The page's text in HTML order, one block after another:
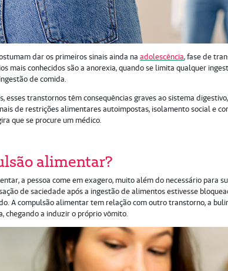
dar os primeiros sinais ainda naadolescência, fase de
mais conhecidos são a anorexia, quando se limita qualquer
de comida.
esses transtornos têm consequências graves ao sistema
de restrições alimentares autoimpostas, isolamento social e
que se procure um médico.
alimentar?
a pessoa come em exagero, muito além do necessário para
de saciedade após a ingestão de alimentos estivesse
A compulsão alimentar tem relação com outro transtorno, a
chegando a induzir o próprio vômito.